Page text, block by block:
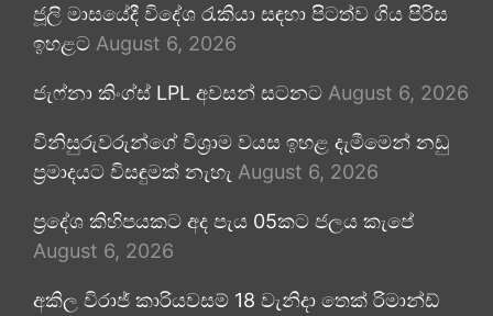
ජූලි මාසයේදී විදේශ රැකියා සඳහා පිටත්ව ගිය පිරිස
ඉහළට August 6, 2026
ජැෆ්නා කිංග්ස් LPL අවසන් සටනට August 6, 2026
විනිසුරුවරුන්ගේ විශ්‍රාම වයස ඉහළ දැමීමෙන් නඩු
ප්‍රමාදයට විසඳුමක් නැහැ August 6, 2026
ප්‍රදේශ කිහිපයකට අද පැය 05කට ජලය කැපේ
August 6, 2026
අකිල විරාජ් කාරියවසම් 18 වැනිදා තෙක් රිමාන්ඩ්